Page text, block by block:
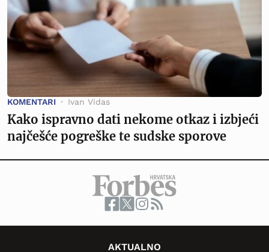
KOMENTARI Ivan Vidas
Kako ispravno dati nekome otkaz i izbjeći
najčešće pogreške te sudske sporove
AKTUALNO